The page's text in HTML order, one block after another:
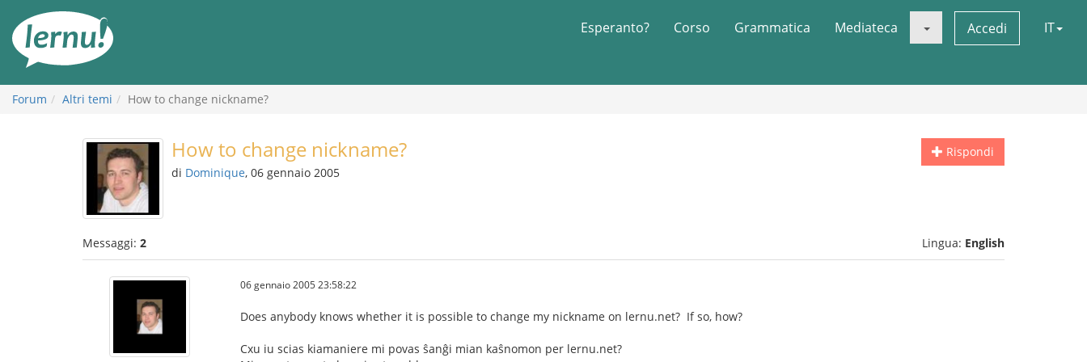
all’indice
Esperanto? Corso Grammatica Mediateca Accedi IT
Forum Altri temi How to change nickname?
Rispondi
How to change nickname?
di Dominique, 06 gennaio 2005
Messaggi: 2 Lingua: English
06 gennaio 2005 23:58:22
Does anybody knows whether it is possible to change my nickname on lernu.net? If so, how?
Cxu iu scias kiamaniere mi povas ŝanĝi mian kaŝnomon per lernu.net?